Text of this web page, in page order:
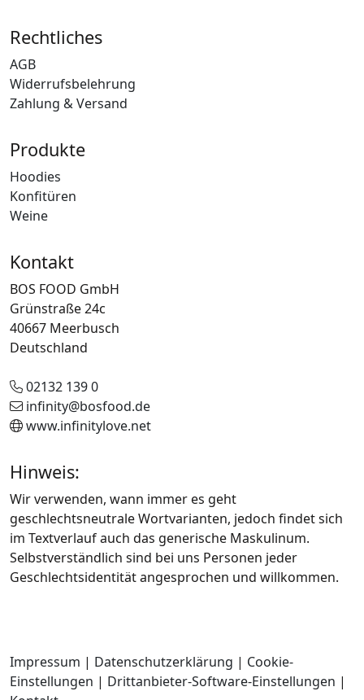
Rechtliches
AGB
Widerrufsbelehrung
Zahlung & Versand
Produkte
Hoodies
Konfitüren
Weine
Kontakt
BOS FOOD GmbH
Grünstraße 24c
40667 Meerbusch
Deutschland
02132 139 0
infinity@bosfood.de
www.infinitylove.net
Hinweis:
Wir verwenden, wann immer es geht
geschlechtsneutrale Wortvarianten, jedoch findet sich
im Textverlauf auch das generische Maskulinum.
Selbstverständlich sind bei uns Personen jeder
Geschlechtsidentität angesprochen und willkommen.
Impressum | Datenschutzerklärung | Cookie-
Einstellungen | Drittanbieter-Software-Einstellungen |